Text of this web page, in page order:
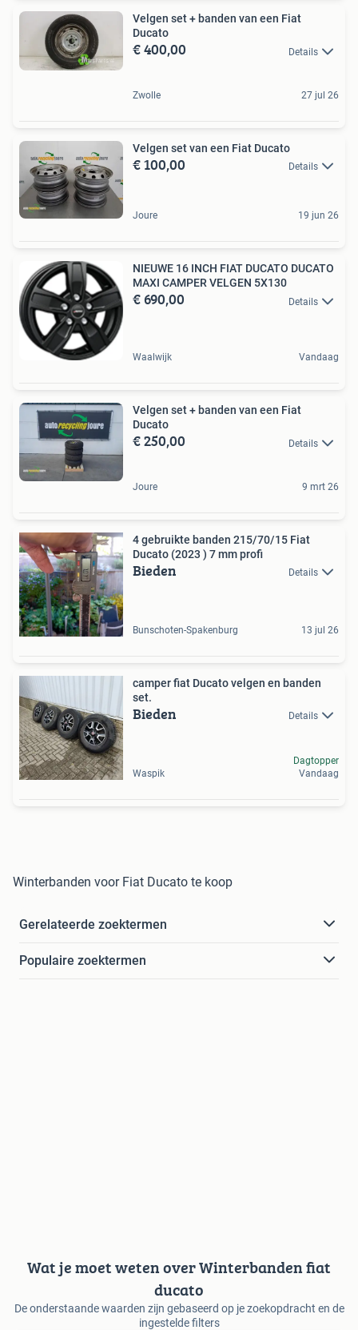
Velgen set + banden van een Fiat
Ducato
€ 400,00 Details
Zwolle 27 jul 26
Velgen set van een Fiat Ducato
€ 100,00 Details
Joure 19 jun 26
NIEUWE 16 INCH FIAT DUCATO DUCATO
MAXI CAMPER VELGEN 5X130
€ 690,00 Details
Waalwijk Vandaag
Velgen set + banden van een Fiat
Ducato
€ 250,00 Details
Joure 9 mrt 26
4 gebruikte banden 215/70/15 Fiat
Ducato (2023 ) 7 mm profi
Bieden Details
Bunschoten-Spakenburg 13 jul 26
camper fiat Ducato velgen en banden
set.
Bieden Details
Waspik
Dagtopper
Vandaag
Winterbanden voor Fiat Ducato te koop
Gerelateerde zoektermen
Populaire zoektermen
Wat je moet weten over Winterbanden fiat
ducato
De onderstaande waarden zijn gebaseerd op je zoekopdracht en de
ingestelde filters